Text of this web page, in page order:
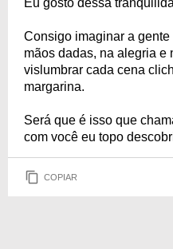
Eu gosto dessa
Consigo imaginar a
mãos dadas, na alegria e
vislumbrar cada cena
margarina.
Será que é isso que
com você eu topo
COPIAR